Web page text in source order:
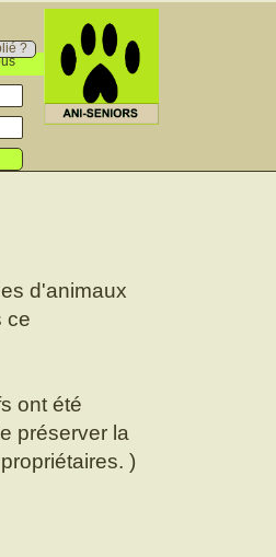
?
d'animaux
ce
ont été
préserver la
)